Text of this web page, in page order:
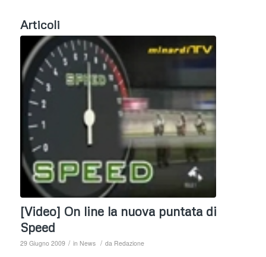
Articoli
[Video] On line la nuova puntata di
Speed
29 Giugno 2009 / in News / da Redazione